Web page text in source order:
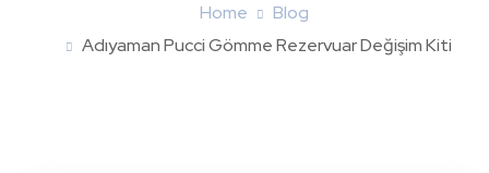
Home
Blog
Adıyaman Pucci Gömme Rezervuar Değişim Kiti